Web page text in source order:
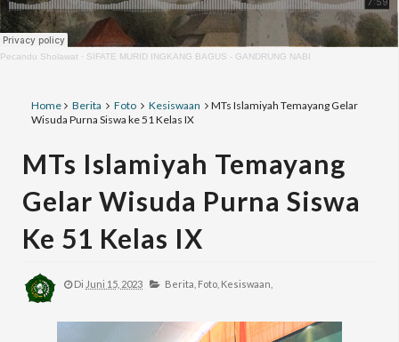
Pecandu Sholawat · SIFATE MURID INGKANG BAGUS - GANDRUNG NABI
Home Berita Foto Kesiswaan
MTs Islamiyah Temayang Gelar
Wisuda Purna Siswa ke 51 Kelas IX
MTs Islamiyah Temayang
Gelar Wisuda Purna Siswa
Ke 51 Kelas IX
Di Juni 15, 2023 Berita, Foto, Kesiswaan,